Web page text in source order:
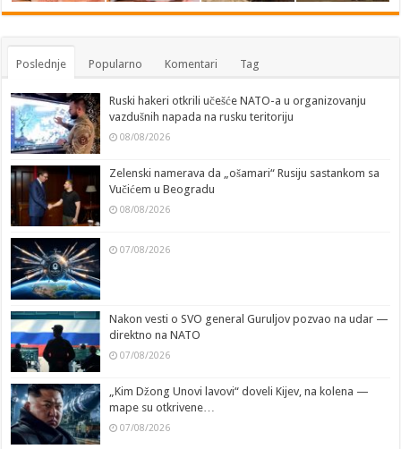
Poslednje Popularno Komentari Tag
Ruski hakeri otkrili učešće NATO-a u organizovanju
vazdušnih napada na rusku teritoriju
08/08/2026
Zelenski namerava da „ošamari“ Rusiju sastankom sa
Vučićem u Beogradu
08/08/2026
07/08/2026
Nakon vesti o SVO general Guruljov pozvao na udar —
direktno na NATO
07/08/2026
„Kim Džong Unovi lavovi“ doveli Kijev, na kolena —
mape su otkrivene…
07/08/2026